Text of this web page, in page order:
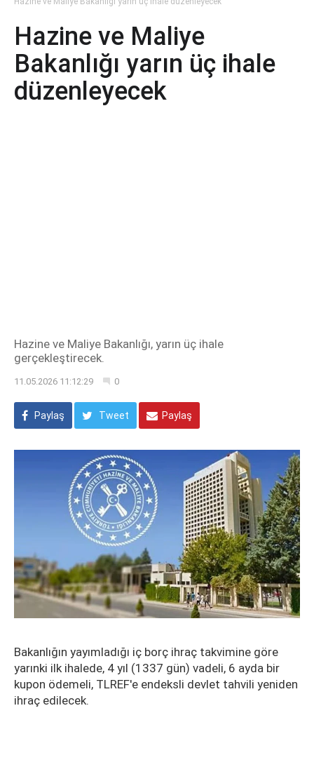
Hazine ve Maliye
Bakanlığı yarın üç ihale
düzenleyecek
Hazine ve Maliye Bakanlığı, yarın üç ihale
gerçekleştirecek.
11.05.2026 11:12:29 0
Paylaş Tweet Paylaş
Bakanlığın yayımladığı iç borç ihraç takvimine göre
yarınki ilk ihalede, 4 yıl (1337 gün) vadeli, 6 ayda bir
kupon ödemeli, TLREF'e endeksli devlet tahvili yeniden
ihraç edilecek.